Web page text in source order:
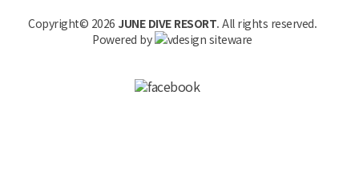
Copyright© 2026 JUNE DIVE RESORT. All rights reserved.
Powered by